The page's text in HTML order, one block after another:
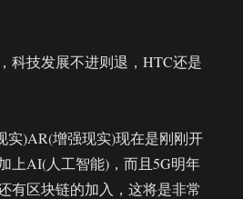
科技发展不进则退，HTC还是
实)AR(增强现实)现在是刚刚开
上AI(人工智能)，而且5G明年
有区块链的加入，这将是非常